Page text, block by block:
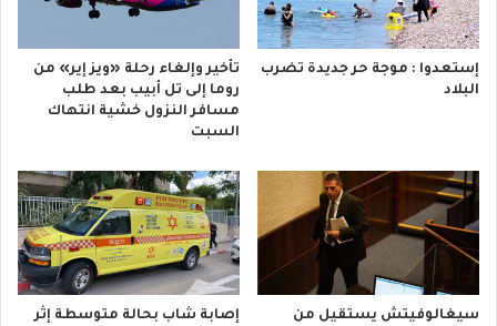
إستعدوا : موجة حر جديدة تضرب
البلاد
تأخير وإلغاء رحلة «ويز إير» من
روما إلى تل أبيب بعد طلب
مسافر النزول خشية انتهاك
السبت
سيغالوفيتش يستقيل من
إصابة شاب بحالة متوسطة إثر